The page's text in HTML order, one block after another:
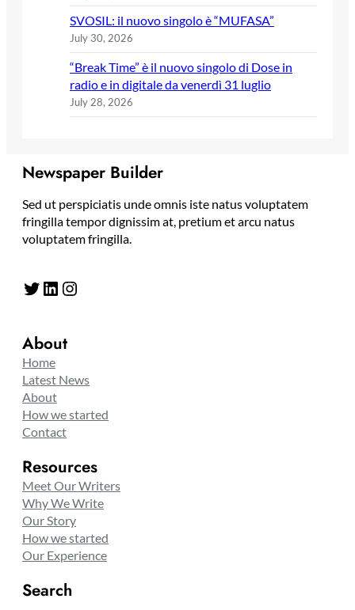
SVOSIL: il nuovo singolo è “MUFASA”
July 30, 2026
“Break Time” è il nuovo singolo di Dose in
radio e in digitale da venerdì 31 luglio
July 28, 2026
Newspaper Builder
Sed ut perspiciatis unde omnis iste natus voluptatem
fringilla tempor dignissim at, pretium et arcu natus
voluptatem fringilla.
Twitter LinkedIn Instagram
About
Home
Latest News
About
How we started
Contact
Resources
Meet Our Writers
Why We Write
Our Story
How we started
Our Experience
Search